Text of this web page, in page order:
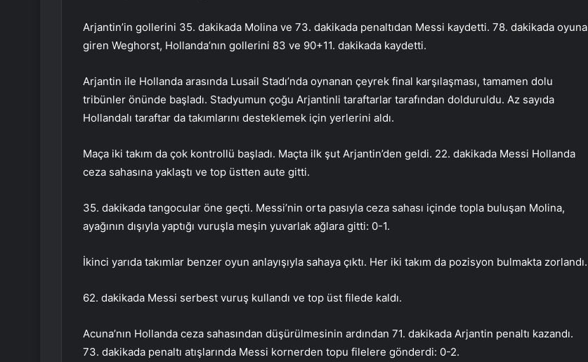
Arjantin’in gollerini 35. dakikada Molina ve 73. dakikada penaltıdan Messi kaydetti. 78. dakikada oyuna
giren Weghorst, Hollanda’nın gollerini 83 ve 90+11. dakikada kaydetti.
Arjantin ile Hollanda arasında Lusail Stadı’nda oynanan çeyrek final karşılaşması, tamamen dolu
tribünler önünde başladı. Stadyumun çoğu Arjantinli taraftarlar tarafından dolduruldu. Az sayıda
Hollandalı taraftar da takımlarını desteklemek için yerlerini aldı.
Maça iki takım da çok kontrollü başladı. Maçta ilk şut Arjantin’den geldi. 22. dakikada Messi Hollanda
ceza sahasına yaklaştı ve top üstten aute gitti.
35. dakikada tangocular öne geçti. Messi’nin orta pasıyla ceza sahası içinde topla buluşan Molina,
ayağının dışıyla yaptığı vuruşla meşin yuvarlak ağlara gitti: 0-1.
İkinci yarıda takımlar benzer oyun anlayışıyla sahaya çıktı. Her iki takım da pozisyon bulmakta zorlandı.
62. dakikada Messi serbest vuruş kullandı ve top üst filede kaldı.
Acuna’nın Hollanda ceza sahasından düşürülmesinin ardından 71. dakikada Arjantin penaltı kazandı.
73. dakikada penaltı atışlarında Messi kornerden topu filelere gönderdi: 0-2.